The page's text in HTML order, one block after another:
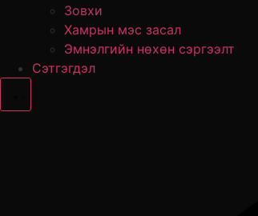
Зовхи
Хамрын мэс засал
Эмнэлгийн нөхөн сэргээлт
Сэтгэгдэл